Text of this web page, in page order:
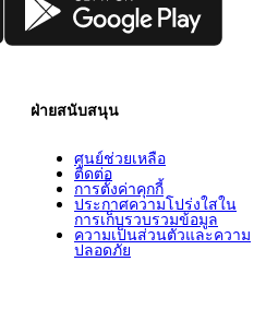
ฝ่ายสนับสนุน
ศูนย์ช่วยเหลือ
ติดต่อ
การตั้งค่าคุกกี้
ประกาศความโปร่งใสใน
การเก็บรวบรวมข้อมูล
ความเป็นส่วนตัวและความ
ปลอดภัย